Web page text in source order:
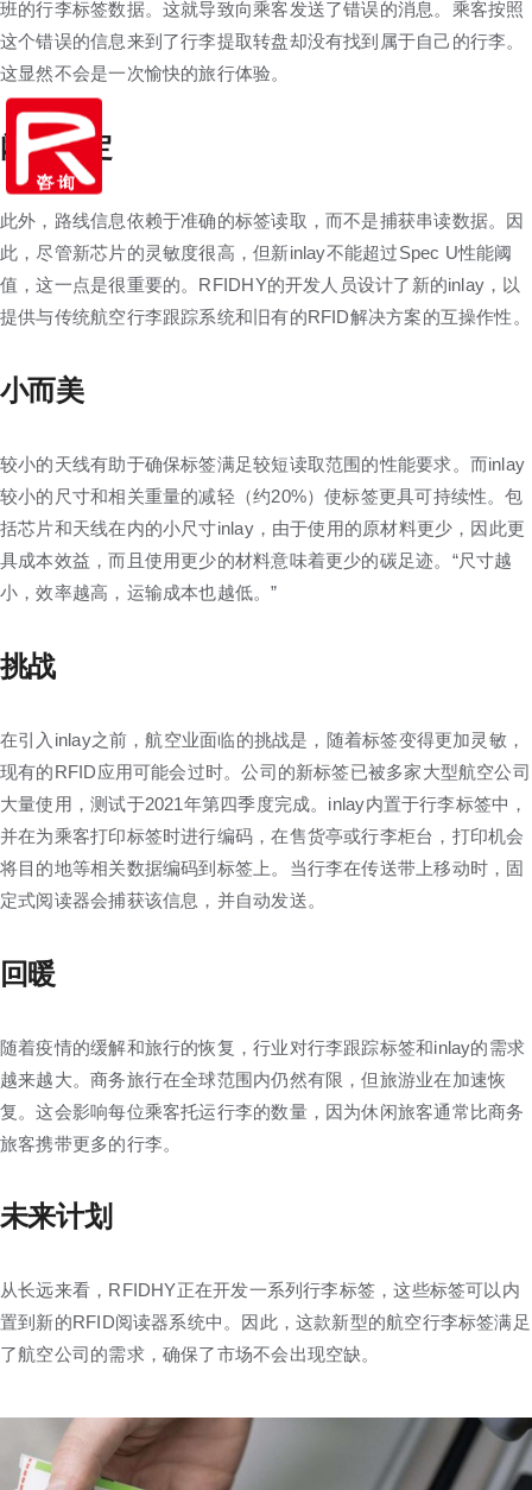
班的行李标签数据。这就导致向乘客发送了错误的消息。乘客按照
这个错误的信息来到了行李提取转盘却没有找到属于自己的行李。
这显然不会是一次愉快的旅行体验。
阈值稳定
此外，路线信息依赖于准确的标签读取，而不是捕获串读数据。因
此，尽管新芯片的灵敏度很高，但新inlay不能超过Spec U性能阈
值，这一点是很重要的。RFIDHY的开发人员设计了新的inlay，以
提供与传统航空行李跟踪系统和旧有的RFID解决方案的互操作性。
小而美
较小的天线有助于确保标签满足较短读取范围的性能要求。而inlay
较小的尺寸和相关重量的减轻（约20%）使标签更具可持续性。包
括芯片和天线在内的小尺寸inlay，由于使用的原材料更少，因此更
具成本效益，而且使用更少的材料意味着更少的碳足迹。“尺寸越
小，效率越高，运输成本也越低。”
挑战
在引入inlay之前，航空业面临的挑战是，随着标签变得更加灵敏，
现有的RFID应用可能会过时。公司的新标签已被多家大型航空公司
大量使用，测试于2021年第四季度完成。inlay内置于行李标签中，
并在为乘客打印标签时进行编码，在售货亭或行李柜台，打印机会
将目的地等相关数据编码到标签上。当行李在传送带上移动时，固
定式阅读器会捕获该信息，并自动发送。
回暖
随着疫情的缓解和旅行的恢复，行业对行李跟踪标签和inlay的需求
越来越大。商务旅行在全球范围内仍然有限，但旅游业在加速恢
复。这会影响每位乘客托运行李的数量，因为休闲旅客通常比商务
旅客携带更多的行李。
未来计划
从长远来看，RFIDHY正在开发一系列行李标签，这些标签可以内
置到新的RFID阅读器系统中。因此，这款新型的航空行李标签满足
了航空公司的需求，确保了市场不会出现空缺。